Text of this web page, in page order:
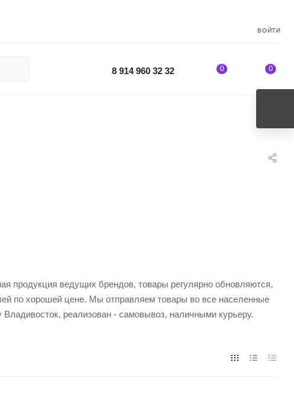
ВОЙТИ
8 914 960 32 32 0 0
продукция ведущих брендов, товары регулярно обновляются,
по хорошей цене. Мы отправляем товары во все населенные
реализован - самовывоз, наличными курьеру.